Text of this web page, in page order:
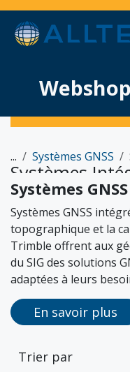
Se rendre au contenu
... Systèmes GNSS
Systèmes
Systèmes GNSS
Systèmes GNSS
topographique et la
Trimble offrent aux
du SIG des solutions
adaptées à leurs
En savoir plus
Trier par